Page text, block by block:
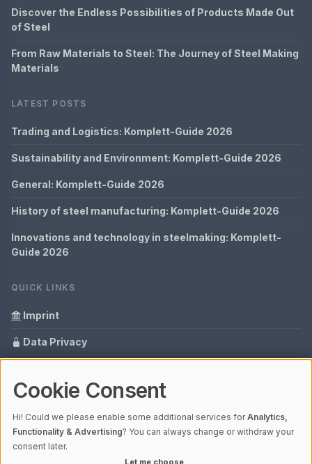
Discover the Endless Possibilities of Products Made Out
of Steel
From Raw Materials to Steel: The Journey of Steel Making
Materials
LATEST POSTS
Trading and Logistics: Komplett-Guide 2026
Sustainability and Environment: Komplett-Guide 2026
General: Komplett-Guide 2026
History of steel manufacturing: Komplett-Guide 2026
Innovations and technology in steelmaking: Komplett-
Guide 2026
QUICK LINKS
Imprint
Data Privacy
Glossary
Your data protection
Cookie Consent
Hi! Could we please enable some additional services forAnalytics,
Functionality & Advertising? You can always change or withdraw your
consent later.
Let me choose